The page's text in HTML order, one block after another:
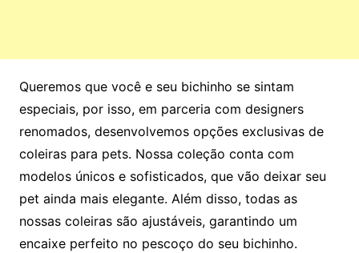
Queremos que você e seu bichinho se sintam
especiais, por isso, em parceria com designers
renomados, desenvolvemos opções exclusivas de
coleiras para pets. Nossa coleção conta com
modelos únicos e sofisticados, que vão deixar seu
pet ainda mais elegante. Além disso, todas as
nossas coleiras são ajustáveis, garantindo um
encaixe perfeito no pescoço do seu bichinho.